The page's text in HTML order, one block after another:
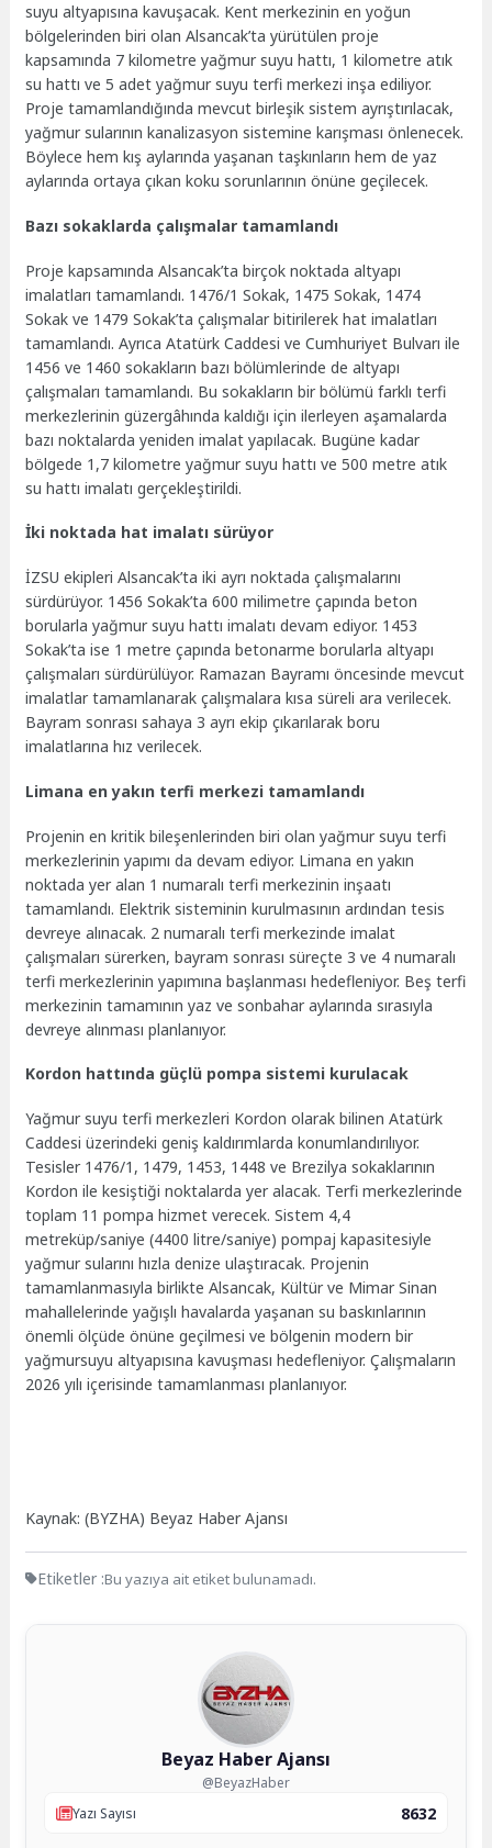
suyu altyapısına kavuşacak. Kent merkezinin en yoğun
bölgelerinden biri olan Alsancak’ta yürütülen proje
kapsamında 7 kilometre yağmur suyu hattı, 1 kilometre atık
su hattı ve 5 adet yağmur suyu terfi merkezi inşa ediliyor.
Proje tamamlandığında mevcut birleşik sistem ayrıştırılacak,
yağmur sularının kanalizasyon sistemine karışması önlenecek.
Böylece hem kış aylarında yaşanan taşkınların hem de yaz
aylarında ortaya çıkan koku sorunlarının önüne geçilecek.
Bazı sokaklarda çalışmalar tamamlandı
Proje kapsamında Alsancak’ta birçok noktada altyapı
imalatları tamamlandı. 1476/1 Sokak, 1475 Sokak, 1474
Sokak ve 1479 Sokak’ta çalışmalar bitirilerek hat imalatları
tamamlandı. Ayrıca Atatürk Caddesi ve Cumhuriyet Bulvarı ile
1456 ve 1460 sokakların bazı bölümlerinde de altyapı
çalışmaları tamamlandı. Bu sokakların bir bölümü farklı terfi
merkezlerinin güzergâhında kaldığı için ilerleyen aşamalarda
bazı noktalarda yeniden imalat yapılacak. Bugüne kadar
bölgede 1,7 kilometre yağmur suyu hattı ve 500 metre atık
su hattı imalatı gerçekleştirildi.
İki noktada hat imalatı sürüyor
İZSU ekipleri Alsancak’ta iki ayrı noktada çalışmalarını
sürdürüyor. 1456 Sokak’ta 600 milimetre çapında beton
borularla yağmur suyu hattı imalatı devam ediyor. 1453
Sokak’ta ise 1 metre çapında betonarme borularla altyapı
çalışmaları sürdürülüyor. Ramazan Bayramı öncesinde mevcut
imalatlar tamamlanarak çalışmalara kısa süreli ara verilecek.
Bayram sonrası sahaya 3 ayrı ekip çıkarılarak boru
imalatlarına hız verilecek.
Limana en yakın terfi merkezi tamamlandı
Projenin en kritik bileşenlerinden biri olan yağmur suyu terfi
merkezlerinin yapımı da devam ediyor. Limana en yakın
noktada yer alan 1 numaralı terfi merkezinin inşaatı
tamamlandı. Elektrik sisteminin kurulmasının ardından tesis
devreye alınacak. 2 numaralı terfi merkezinde imalat
çalışmaları sürerken, bayram sonrası süreçte 3 ve 4 numaralı
terfi merkezlerinin yapımına başlanması hedefleniyor. Beş terfi
merkezinin tamamının yaz ve sonbahar aylarında sırasıyla
devreye alınması planlanıyor.
Kordon hattında güçlü pompa sistemi kurulacak
Yağmur suyu terfi merkezleri Kordon olarak bilinen Atatürk
Caddesi üzerindeki geniş kaldırımlarda konumlandırılıyor.
Tesisler 1476/1, 1479, 1453, 1448 ve Brezilya sokaklarının
Kordon ile kesiştiği noktalarda yer alacak. Terfi merkezlerinde
toplam 11 pompa hizmet verecek. Sistem 4,4
metreküp/saniye (4400 litre/saniye) pompaj kapasitesiyle
yağmur sularını hızla denize ulaştıracak. Projenin
tamamlanmasıyla birlikte Alsancak, Kültür ve Mimar Sinan
mahallelerinde yağışlı havalarda yaşanan su baskınlarının
önemli ölçüde önüne geçilmesi ve bölgenin modern bir
yağmursuyu altyapısına kavuşması hedefleniyor. Çalışmaların
2026 yılı içerisinde tamamlanması planlanıyor.
Kaynak: (BYZHA) Beyaz Haber Ajansı
Etiketler :Bu yazıya ait etiket bulunamadı.
Beyaz Haber Ajansı
@BeyazHaber
Yazı Sayısı
8632